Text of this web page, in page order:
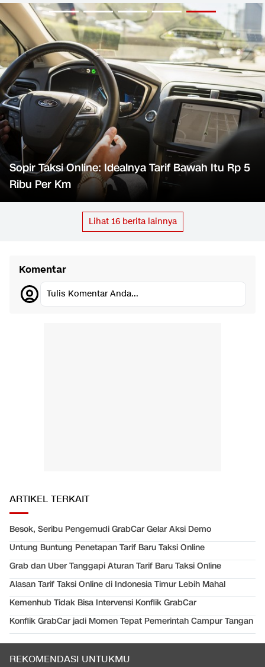
Sopir Taksi Online: Idealnya Tarif Bawah Itu Rp 5
Ribu Per Km
Lihat 16berita lainnya
Komentar
Tulis Komentar Anda...
ARTIKEL TERKAIT
Besok, Seribu Pengemudi GrabCar Gelar Aksi Demo
Untung Buntung Penetapan Tarif Baru Taksi Online
Grab dan Uber Tanggapi Aturan Tarif Baru Taksi Online
Alasan Tarif Taksi Online di Indonesia Timur Lebih Mahal
Kemenhub Tidak Bisa Intervensi Konflik GrabCar
Konflik GrabCar jadi Momen Tepat Pemerintah Campur Tangan
REKOMENDASI UNTUKMU